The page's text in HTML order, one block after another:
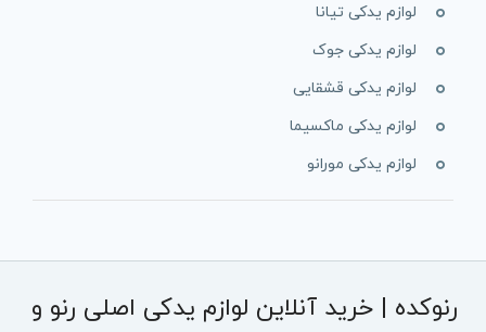
لوازم یدکی تیانا
لوازم یدکی جوک
لوازم یدکی قشقایی
لوازم یدکی ماکسیما
لوازم یدکی مورانو
رنوکده | خرید آنلاین لوازم یدکی اصلی رنو و